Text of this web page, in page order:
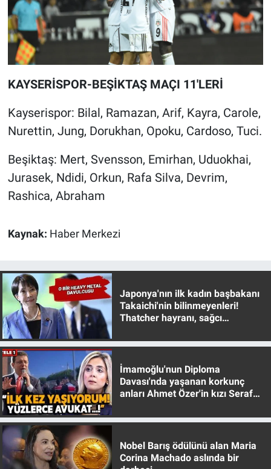
KAYSERİSPOR-BEŞİKTAŞ MAÇI 11'LERİ
Kayserispor: Bilal, Ramazan, Arif, Kayra, Carole,
Nurettin, Jung, Dorukhan, Opoku, Cardoso, Tuci.
Beşiktaş: Mert, Svensson, Emirhan, Uduokhai,
Jurasek, Ndidi, Orkun, Rafa Silva, Devrim,
Rashica, Abraham
Kaynak: Haber Merkezi
Japonya'nın ilk kadın başbakanı
Takaichi'nin bilinmeyenleri!
Thatcher hayranı, sağcı
İmamoğlu'nun Diploma
Davası'nda yaşanan korkunç
anları Ahmet Özer'in kızı Seraf
Nobel Barış ödülünü alan Maria
Corina Machado aslında bir
Sağlık
Spor
Teknoloji
Türkiye'nin Geleceği
Yerel Gündem
Canlı Yayın